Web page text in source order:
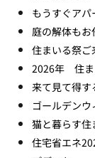
もうすぐア
庭の解体もお
住まいる祭ご
2026年 住ま
来て見て得
ゴールデン
猫と暮らす住
住宅省エネ